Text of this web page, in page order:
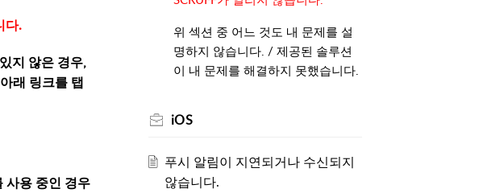
다.
지 않은 경우,
래 링크를 탭
사용 중인 경우
위 섹션 중 어느 것도 내 문제를 설
명하지 않습니다. / 제공된 솔루션
이 내 문제를 해결하지 못했습니다.
iOS
푸시 알림이 지연되거나 수신되지
않습니다.